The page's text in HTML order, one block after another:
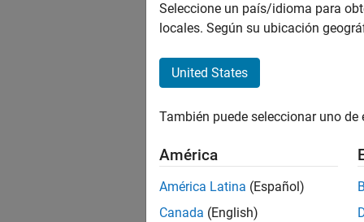
No se
Seleccione un país/idioma para
locales. Según su ubicación
United States
También puede seleccionar uno
América
América Latina (Español)
Canada (English)